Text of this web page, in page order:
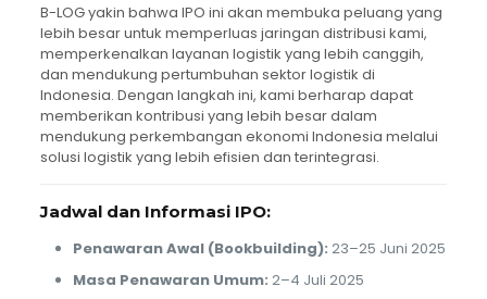
B-LOG yakin bahwa IPO ini akan membuka peluang yang
lebih besar untuk memperluas jaringan distribusi kami,
memperkenalkan layanan logistik yang lebih canggih,
dan mendukung pertumbuhan sektor logistik di
Indonesia. Dengan langkah ini, kami berharap dapat
memberikan kontribusi yang lebih besar dalam
mendukung perkembangan ekonomi Indonesia melalui
solusi logistik yang lebih efisien dan terintegrasi.
Jadwal dan Informasi IPO:
Penawaran Awal (Bookbuilding): 23–25 Juni 2025
Masa Penawaran Umum: 2–4 Juli 2025